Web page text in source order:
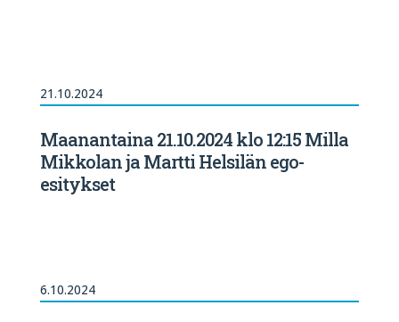
21.10.2024
Maanantaina 21.10.2024 klo 12:15 Milla
Mikkolan ja Martti Helsilän ego-
esitykset
6.10.2024